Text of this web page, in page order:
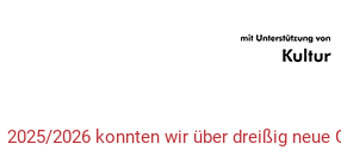
2025/2026 konnten wir über dreißig neue